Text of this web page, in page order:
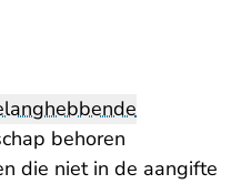
behoren
die niet in de aangifte